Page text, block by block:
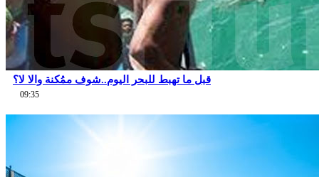
قبل ما تهبط للبحر اليوم..شوف ممُكنة والا لا؟
09:35